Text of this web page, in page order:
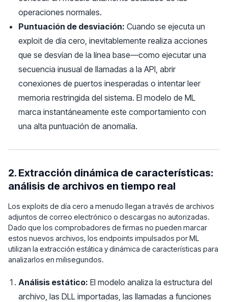
operaciones normales.
Puntuación de desviación: Cuando se ejecuta un
exploit de día cero, inevitablemente realiza acciones
que se desvían de la línea base—como ejecutar una
secuencia inusual de llamadas a la API, abrir
conexiones de puertos inesperadas o intentar leer
memoria restringida del sistema. El modelo de ML
marca instantáneamente este comportamiento con
una alta puntuación de anomalía.
2. Extracción dinámica de características:
análisis de archivos en tiempo real
Los exploits de día cero a menudo llegan a través de archivos
adjuntos de correo electrónico o descargas no autorizadas.
Dado que los comprobadores de firmas no pueden marcar
estos nuevos archivos, los endpoints impulsados por ML
utilizan la extracción estática y dinámica de características para
analizarlos en milisegundos.
Análisis estático: El modelo analiza la estructura del
archivo, las DLL importadas, las llamadas a funciones